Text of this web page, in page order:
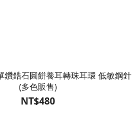
鑽鋯石圓餅養耳轉珠耳環 低敏鋼針
(多色販售)
NT$480